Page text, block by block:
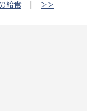
給食 >>